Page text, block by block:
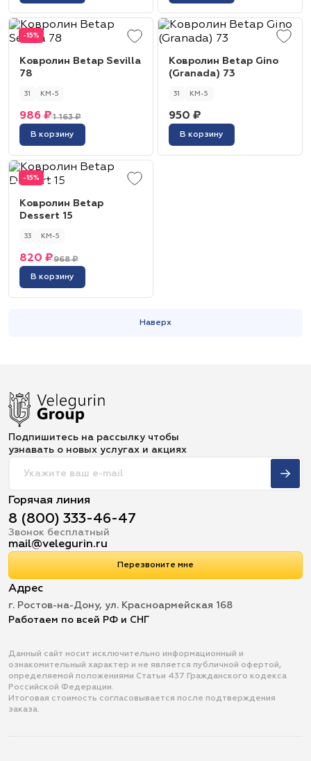
-15%
Ковролин Betap Sevilla
78
31 КМ-5
1 163 ₽
986 ₽
В корзину
Ковролин Betap Gino
(Granada) 73
31 КМ-5
950 ₽
В корзину
-15%
Ковролин Betap
Dessert 15
33 КМ-5
968 ₽
820 ₽
В корзину
Наверх
Подпишитесь на рассылку чтобы
узнавать о новых услугах и акциях
Горячая линия
8 (800) 333-46-47
Звонок бесплатный
mail@velegurin.ru
Перезвоните мне
Адрес
г. Ростов-на-Дону, ул. Красноармейская 168
Работаем по всей РФ и СНГ
Данный сайт носит исключительно информационный и
ознакомительный характер и не является публичной офертой,
определяемой положениями Статьи 437 Гражданского кодекса
Российской Федерации.
Итоговая стоимость согласовывается после подтверждения
заказа.